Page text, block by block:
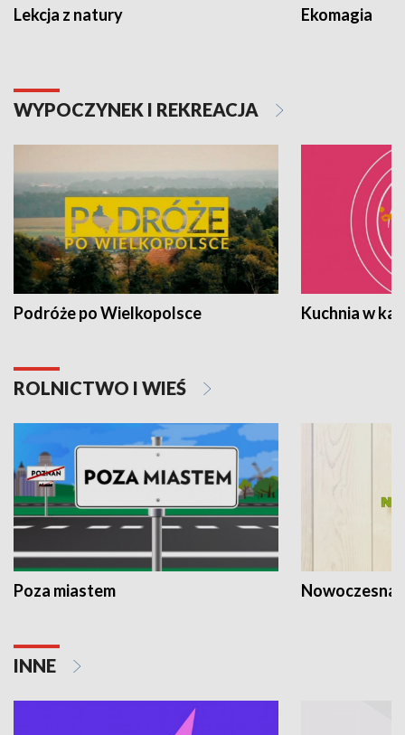
Lekcja z natury Ekomagia
WYPOCZYNEK I REKREACJA
Podróże po Wielkopolsce Kuchnia w
ROLNICTWO I WIEŚ
Poza miastem Nowoczesna
INNE